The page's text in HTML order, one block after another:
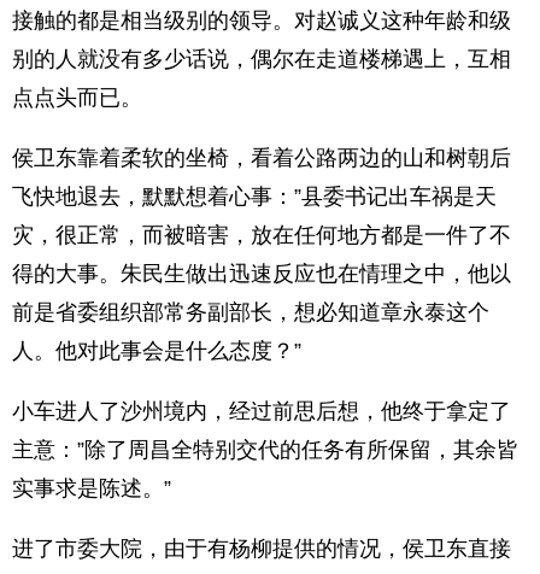
接触的都是相当级别的领导。对赵诚义这种年龄和级
别的人就没有多少话说，偶尔在走道楼梯遇上，互相
点点头而已。
侯卫东靠着柔软的坐椅，看着公路两边的山和树朝后
飞快地退去，默默想着心事：”县委书记出车祸是天
灾，很正常，而被暗害，放在任何地方都是一件了不
得的大事。朱民生做出迅速反应也在情理之中，他以
前是省委组织部常务副部长，想必知道章永泰这个
人。他对此事会是什么态度？”
小车进人了沙州境内，经过前思后想，他终于拿定了
主意：”除了周昌全特别交代的任务有所保留，其余皆
实事求是陈述。”
进了市委大院，由于有杨柳提供的情况，侯卫东直接